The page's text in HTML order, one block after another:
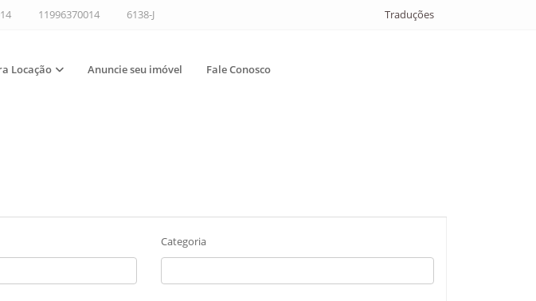
11996370014 6138-J Traduções
Locação Anuncie seu imóvel Fale Conosco
Categoria